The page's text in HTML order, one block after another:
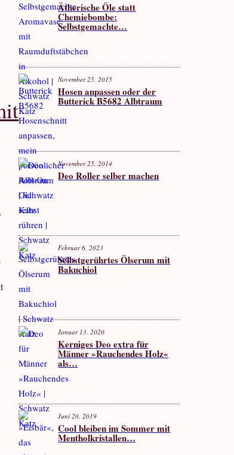
Ätherische Öle statt
Chemiebombe:
Selbstgemachte…
Hosen anpassen oder der
Butterick B5682 Albtraum
November 25, 2015
Deo Roller selber machen
November 25, 2014
Selbstgerührtes Ölserum mit
Bakuchiol
Februar 6, 2023
Kerniges Deo extra für
Männer »Rauchendes Holz«
als…
Januar 13, 2020
Cool bleiben im Sommer mit
Mentholkristallen…
Juni 20, 2019